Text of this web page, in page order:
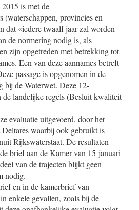
is met de
(waterschappen, provincies en
dat «iedere twaalf jaar zal worden
de normering nodig is, als
zijn opgetreden met betrekking tot
Een van deze aannames betreft
passage is opgenomen in de
bij de Waterwet. Deze 12-
de landelijke regels (Besluit kwaliteit
evaluatie uitgevoerd, door het
waarbij ook gebruikt is
Rijkswaterstaat. De resultaten
brief aan de Kamer van 15 januari
van de trajecten blijkt geen
nodig.
en in de kamerbrief van
enkele gevallen, zoals bij de